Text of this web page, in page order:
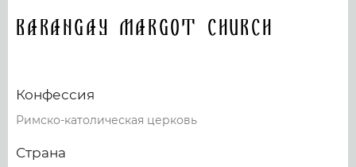
Barangay Margot Church
Конфессия
Римско-католическая церковь
Страна